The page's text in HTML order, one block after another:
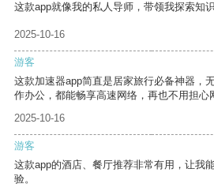
这款app就像我的私人导师，带领我探索知识
2025-10-16
游客
这款加速器app简直是居家旅行必备神器，
作办公，都能畅享高速网络，再也不用担心
2025-10-16
游客
这款app的酒店、餐厅推荐非常有用，让我
验。